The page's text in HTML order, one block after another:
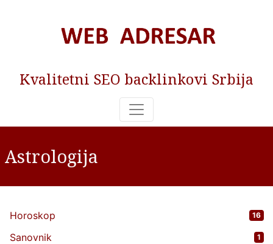
Kvalitetni SEO backlinkovi Srbija
Astrologija
Horoskop 16
Sanovnik 1